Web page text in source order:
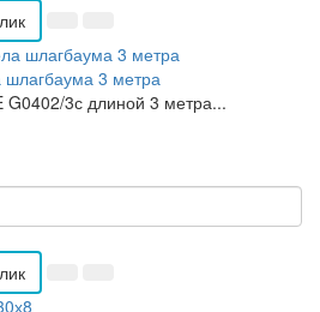
шлагбаума 3 метра
3с длиной 3 метра...